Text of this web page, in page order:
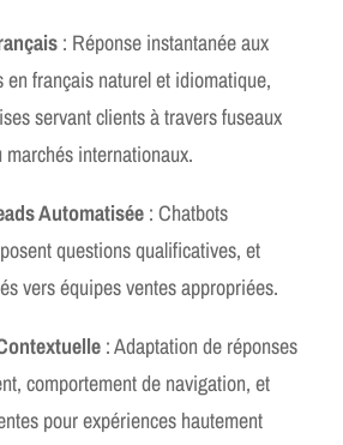
: Réponse instantanée aux
en français naturel et idiomatique,
servant clients à travers fuseaux
internationaux.
Automatisée : Chatbots
questions qualificatives, et
vers équipes ventes appropriées.
: Adaptation de réponses
comportement de navigation, et
pour expériences hautement